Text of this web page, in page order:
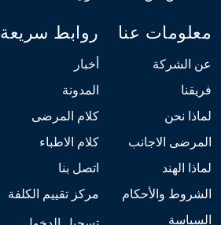
معلومات عنا
عن الشركة
فريقنا
لماذا نحن
المرضى الاجانب
لماذا الهند
الشروط والأحكام
السياسة
روابط سريعة
أخبار
المدونة
كلام المرضى
كلام الاطباء
اتصل بنا
مركز تقييم الكلفة